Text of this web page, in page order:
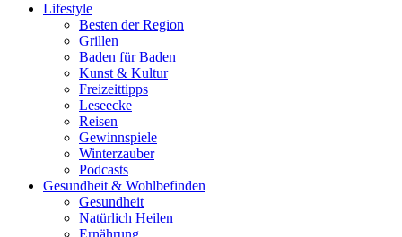
Lifestyle
Besten der Region
Grillen
Baden für Baden
Kunst & Kultur
Freizeittipps
Leseecke
Reisen
Gewinnspiele
Winterzauber
Podcasts
Gesundheit & Wohlbefinden
Gesundheit
Natürlich Heilen
Ernährung